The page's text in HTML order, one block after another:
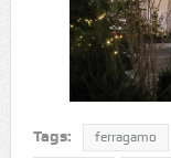
Tags: ferragamo